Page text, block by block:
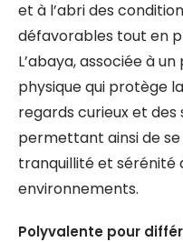
et à l’abri des
défavorables tout en
L’abaya, associée à
physique qui protège
regards curieux et
permettant ainsi de
tranquillité et sérénité
environnements.
Polyvalente pour